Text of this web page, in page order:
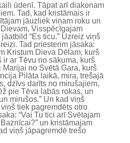
ūdenī. Tāpat arī diakonam
Tad, kad kristāmais ir
jāuzliek viņam roku un
Visspēcīgajam
“Es ticu.” Uzreiz viņš
Tad priesterim jāsaka:
Kristum Dieva Dēlam, kurš
ir ar Tēvu no sākuma, kurš
no Svētā Gara, kurš
Pilāta laikā, mira, trešajā
dzīvs darīts no mirušajiem,
pie Tēva labās rokas, un
mirušos.” Un kad viņš
tiek pagremdēts otro
“Vai Tu tici arī Svētajam
un kristāmajam
viņš jāpagremdē trešo